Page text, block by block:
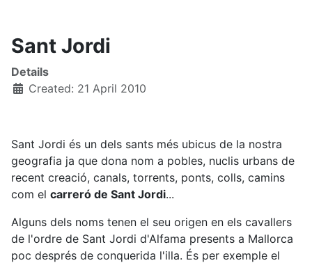
Sant Jordi
Details
Created: 21 April 2010
Sant Jordi és un dels sants més ubicus de la nostra
geografia ja que dona nom a pobles, nuclis urbans de
recent creació, canals, torrents, ponts, colls, camins
com el carreró de Sant Jordi...
Alguns dels noms tenen el seu origen en els cavallers
de l'ordre de Sant Jordi d'Alfama presents a Mallorca
poc després de conquerida l'illa. És per exemple el